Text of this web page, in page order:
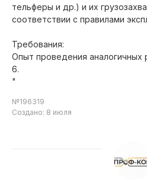
тельферы и др.) и их
соответствии с правилами
Требования:
Опыт проведения аналогичных
6.
"
№196319
Создано: 8 июля